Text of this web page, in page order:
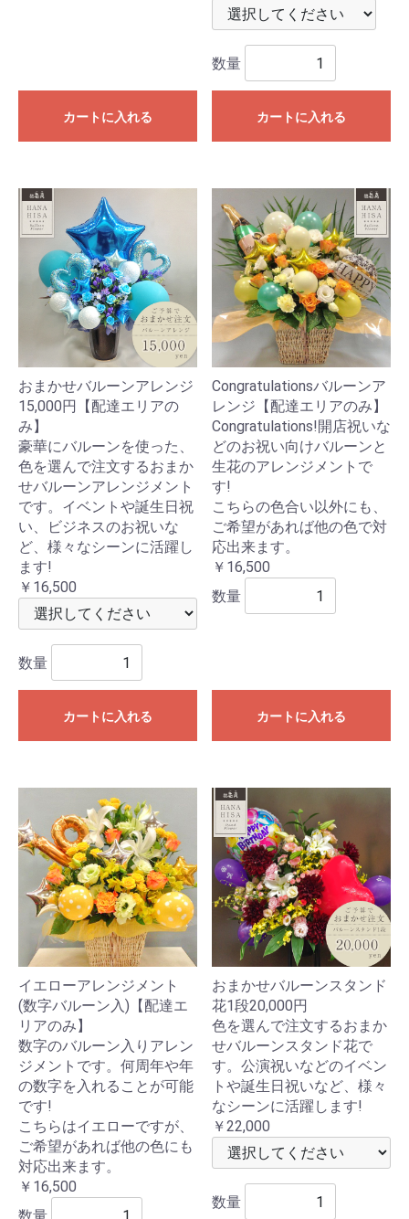
カートに入れる
数量
カートに入れる
おまかせバルーンアレンジ
15,000円【配達エリアの
み】
豪華にバルーンを使った、
色を選んで注文するおまか
せバルーンアレンジメント
です。イベントや誕生日祝
い、ビジネスのお祝いな
ど、様々なシーンに活躍し
ます!
￥16,500
数量
カートに入れる
Congratulationsバルーンア
レンジ【配達エリアのみ】
Congratulations!開店祝いな
どのお祝い向けバルーンと
生花のアレンジメントで
す!
こちらの色合い以外にも、
ご希望があれば他の色で対
応出来ます。
￥16,500
数量
カートに入れる
イエローアレンジメント
(数字バルーン入)【配達エ
リアのみ】
数字のバルーン入りアレン
ジメントです。何周年や年
の数字を入れることが可能
です!
こちらはイエローですが、
ご希望があれば他の色にも
対応出来ます。
￥16,500
数量
おまかせバルーンスタンド
花1段20,000円
色を選んで注文するおまか
せバルーンスタンド花で
す。公演祝いなどのイベン
トや誕生日祝いなど、様々
なシーンに活躍します!
￥22,000
数量